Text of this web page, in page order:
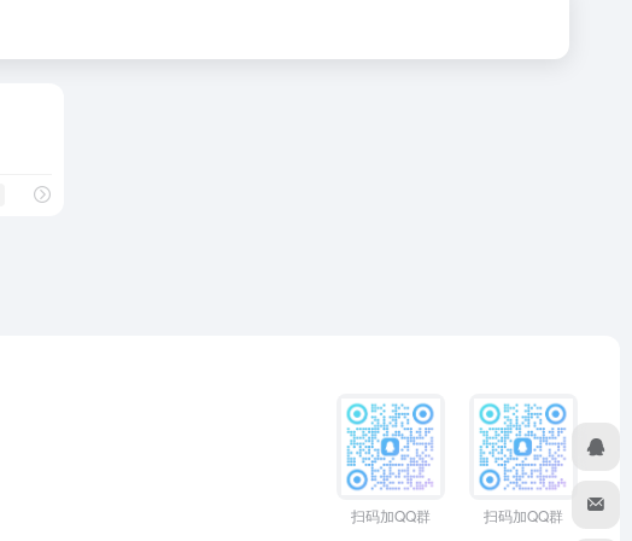
扫码加QQ群 扫码加QQ群